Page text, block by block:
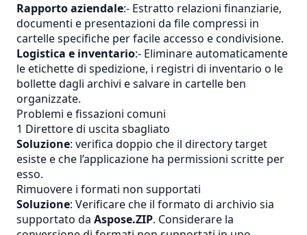
Rapporto aziendale:- Estratto relazioni finanziarie,
documenti e presentazioni da file compressi in
cartelle specifiche per facile accesso e condivisione.
Logistica e inventario:- Eliminare automaticamente
le etichette di spedizione, i registri di inventario o le
bollette dagli archivi e salvare in cartelle ben
organizzate.
Problemi e fissazioni comuni
1 Direttore di uscita sbagliato
Soluzione: verifica doppio che il directory target
esiste e che l’applicazione ha permissioni scritte per
esso.
Rimuovere i formati non supportati
Soluzione: Verificare che il formato di archivio sia
supportato da Aspose.ZIP. Considerare la